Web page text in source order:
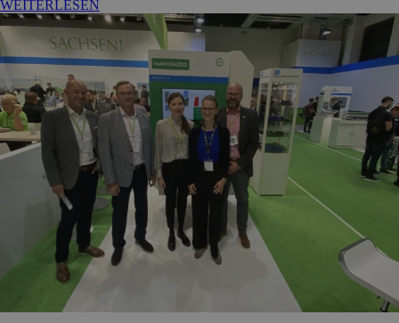
WEITERLESEN